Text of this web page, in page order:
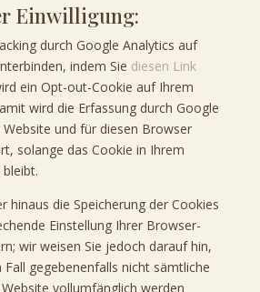
Einwilligung:
durch Google Analytics auf
indem Sie diesen Link
ein Opt-out-Cookie auf Ihrem
wird die Erfassung durch Google
und für diesen Browser
solange das Cookie in Ihrem
hinaus die Speicherung der Cookies
Einstellung Ihrer Browser-
wir weisen Sie jedoch darauf hin,
Fall gegebenenfalls nicht sämtliche
vollumfänglich werden